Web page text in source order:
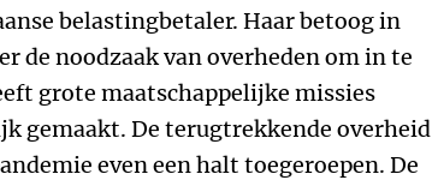
belastingbetaler. Haar betoog in
de noodzaak van overheden om in te
grote maatschappelijke missies
gemaakt. De terugtrekkende overheid
even een halt toegeroepen. De